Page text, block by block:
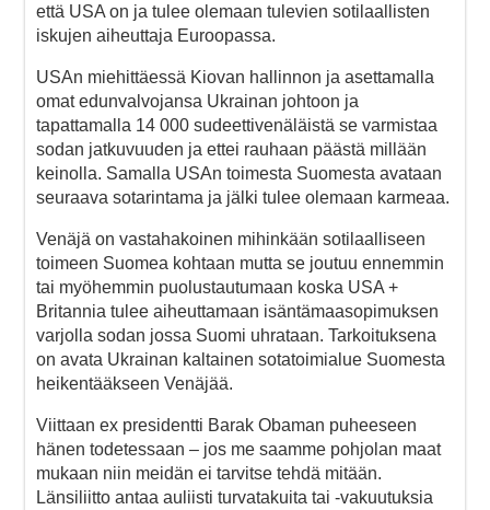
että USA on ja tulee olemaan tulevien sotilaallisten
iskujen aiheuttaja Euroopassa.
USAn miehittäessä Kiovan hallinnon ja asettamalla
omat edunvalvojansa Ukrainan johtoon ja
tapattamalla 14 000 sudeettivenäläistä se varmistaa
sodan jatkuvuuden ja ettei rauhaan päästä millään
keinolla. Samalla USAn toimesta Suomesta avataan
seuraava sotarintama ja jälki tulee olemaan karmeaa.
Venäjä on vastahakoinen mihinkään sotilaalliseen
toimeen Suomea kohtaan mutta se joutuu ennemmin
tai myöhemmin puolustautumaan koska USA +
Britannia tulee aiheuttamaan isäntämaasopimuksen
varjolla sodan jossa Suomi uhrataan. Tarkoituksena
on avata Ukrainan kaltainen sotatoimialue Suomesta
heikentääkseen Venäjää.
Viittaan ex presidentti Barak Obaman puheeseen
hänen todetessaan – jos me saamme pohjolan maat
mukaan niin meidän ei tarvitse tehdä mitään.
Länsiliitto antaa auliisti turvatakuita tai -vakuutuksia